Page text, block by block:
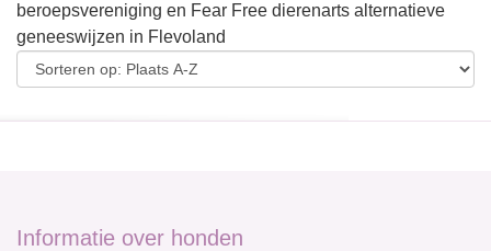
beroepsvereniging en Fear Free dierenarts alternatieve
geneeswijzen in Flevoland
Informatie over honden